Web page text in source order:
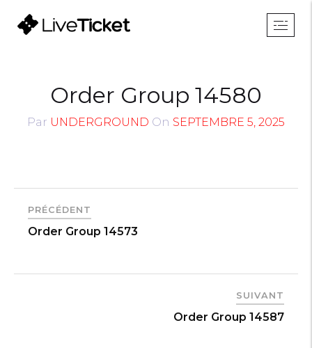
Order Group 14580
Par UNDERGROUND On SEPTEMBRE 5, 2025
PRÉCÉDENT
Order Group 14573
SUIVANT
Order Group 14587